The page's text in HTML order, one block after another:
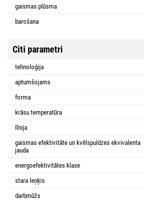
gaismas plūsma
barošana
Citi parametri
tehnoloģija
aptumšojams
forma
krāsu temperatūra
līnija
gaismas efektivitāte un kvēlspuldzes ekvivalenta
jauda
energoefektivitātes klase
stara leņķis
darbmūžs